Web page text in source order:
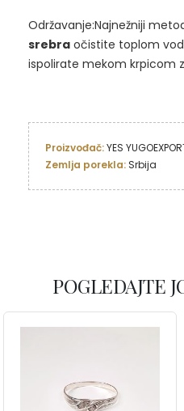
Održavanje:Najnežniji
srebra očistite toplom
ispolirate mekom krpicom
Proizvođač: YES
Zemlja porekla: Srbija
POGLEDAJTE